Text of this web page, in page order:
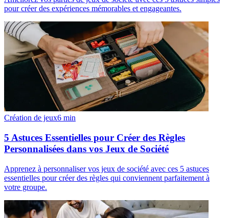
pour créer des expériences mémorables et engageantes.
Création de jeux6 min
5 Astuces Essentielles pour Créer des Règles
Personnalisées dans vos Jeux de Société
Apprenez à personnaliser vos jeux de société avec ces 5 astuces
essentielles pour créer des règles qui conviennent parfaitement à
votre groupe.